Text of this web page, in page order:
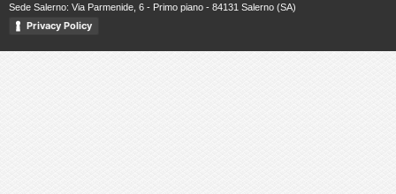
Sede Salerno: Via Parmenide, 6 - Primo piano - 84131 Salerno (SA)
Privacy Policy